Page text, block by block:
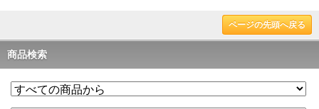
ページの先頭へ戻る
商品検索